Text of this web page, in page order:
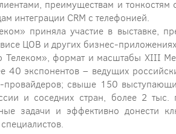
преимуществам и
интеграции CRM c телефонией.
приняла участие в выставке,
ЦОВ и других бизнес-
формат и масштабы XIII
40 экспонентов – ведущих
свыше 150
и соседних стран, более 2 тыс.
задачи и эффективно донести